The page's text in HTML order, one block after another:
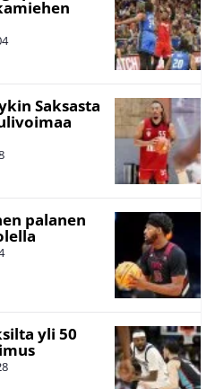
Saksasta
palanen
yli 50